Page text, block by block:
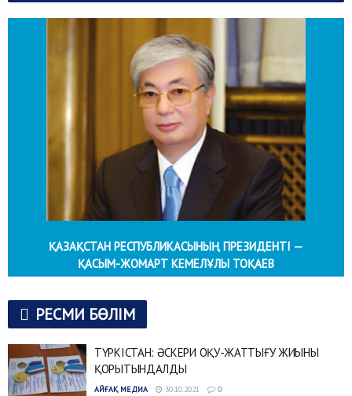
ҚАЗАҚСТАН РЕСПУБЛИКАСЫНЫҢ ПРЕЗИДЕНТІ —
ҚАСЫМ-ЖОМАРТ КЕМЕЛҰЛЫ ТОҚАЕВ
РЕСМИ БӨЛІМ
ТҮРКІСТАН: ӘСКЕРИ ОҚУ-ЖАТТЫҒУ ЖИЫНЫ
ҚОРЫТЫНДАЛДЫ
АЙҒАҚ МЕДИА 30.10.2021 0